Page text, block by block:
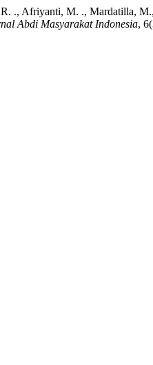
., Afriyanti, M. ., Mardatilla,
Abdi Masyarakat Indonesia,